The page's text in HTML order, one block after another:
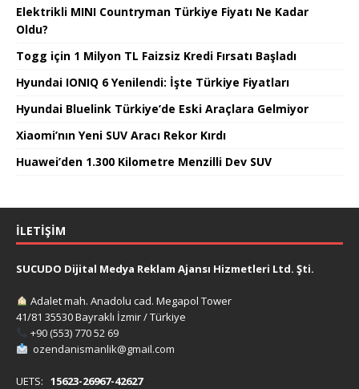
Elektrikli MINI Countryman Türkiye Fiyatı Ne Kadar
Oldu?
Togg için 1 Milyon TL Faizsiz Kredi Fırsatı Başladı
Hyundai IONIQ 6 Yenilendi: İşte Türkiye Fiyatları
Hyundai Bluelink Türkiye’de Eski Araçlara Gelmiyor
Xiaomi’nın Yeni SUV Aracı Rekor Kırdı
Huawei’den 1.300 Kilometre Menzilli Dev SUV
İLETIŞIM
SUCUDO Dijital Medya Reklam Ajansı Hizmetleri Ltd. Şti.
Adalet mah. Anadolu cad. Megapol Tower
41/81 35530 Bayraklı İzmir / Türkiye
+90 (553) 770 52 69
ozendanismanlik@gmail.com
UETS: 15623-26967-42627